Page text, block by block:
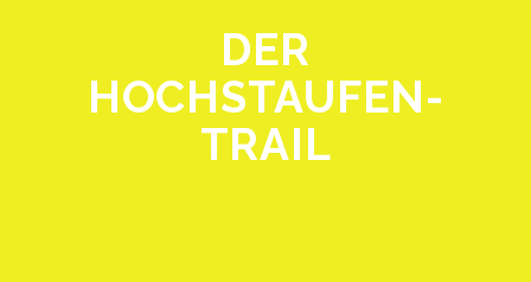
DER
HOCHSTAUFEN-
TRAIL